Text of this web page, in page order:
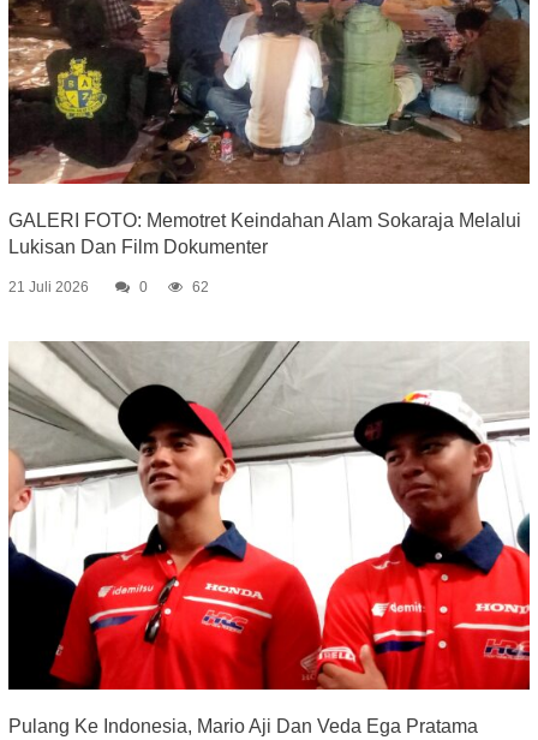
GALERI FOTO: Memotret Keindahan Alam Sokaraja Melalui
Lukisan Dan Film Dokumenter
21 Juli 2026 0 62
Pulang Ke Indonesia, Mario Aji Dan Veda Ega Pratama